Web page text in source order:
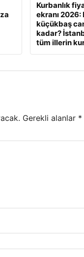
Kurbanlık
ekranı
küçükbaş
kadar?
tüm illerin
Gerekli alanlar *